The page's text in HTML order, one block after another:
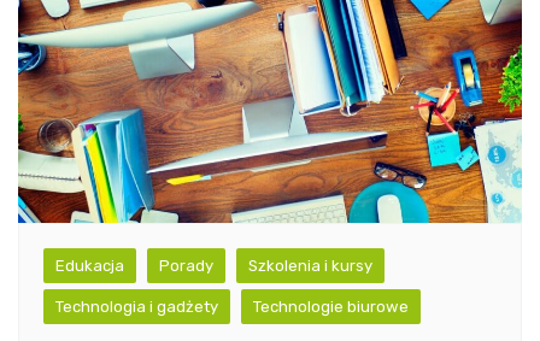
Edukacja Porady Szkolenia i kursy
Technologia i gadżety Technologie biurowe